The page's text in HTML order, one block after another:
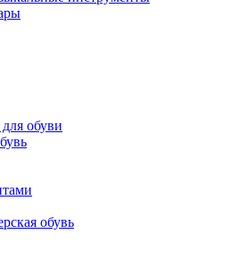
обуви
обувь